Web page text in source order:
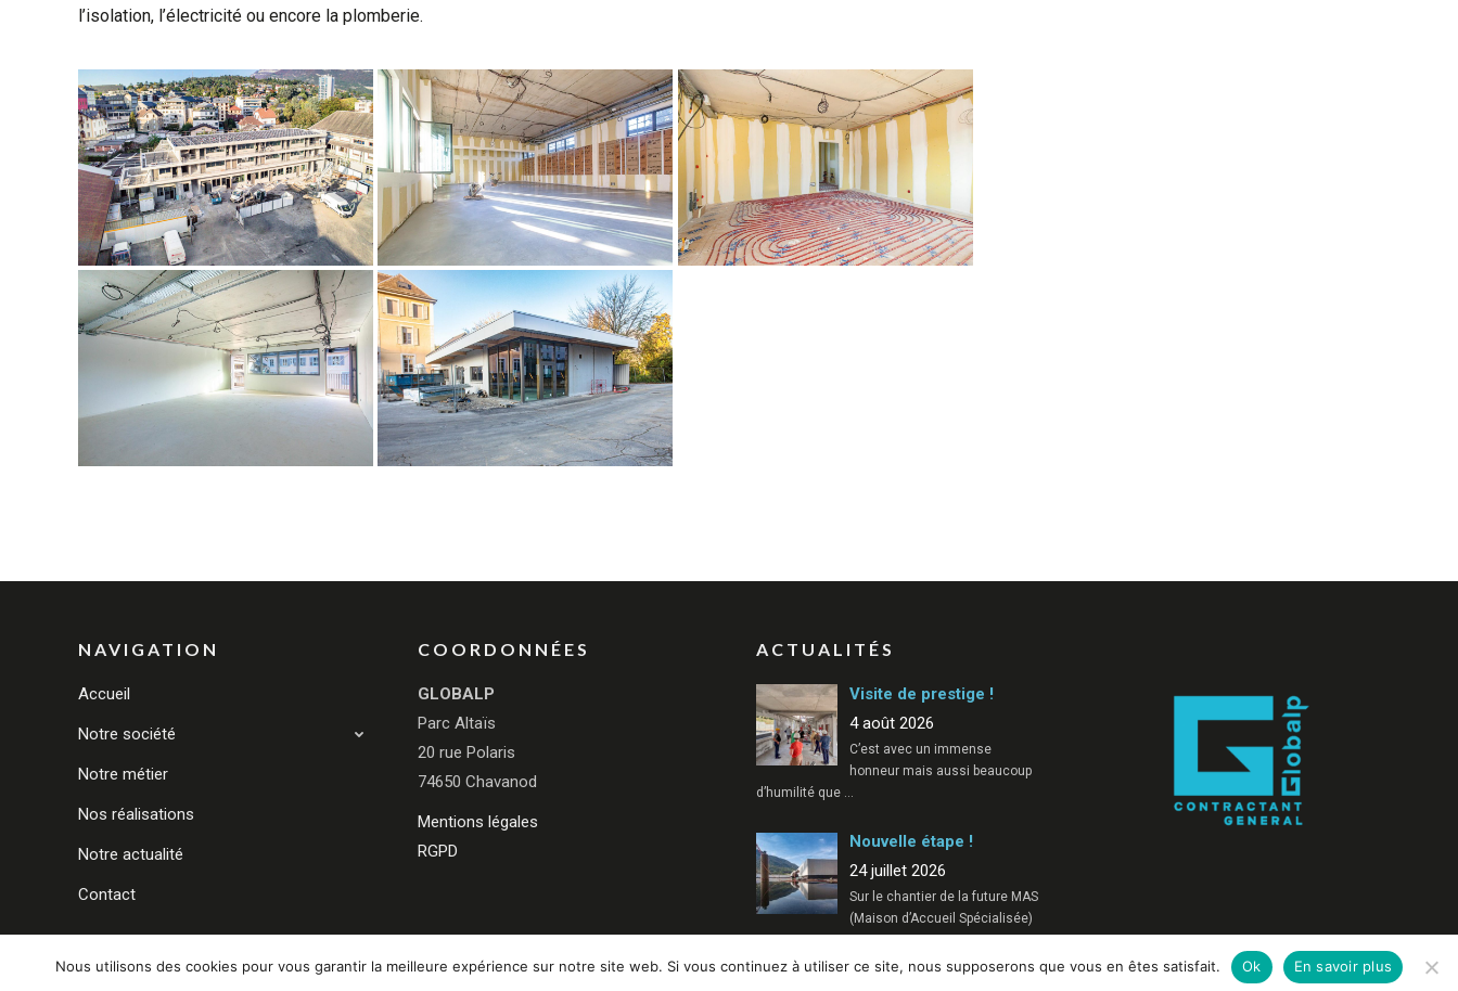
l’isolation, l’électricité ou encore la plomberie.
NAVIGATION
Accueil
Notre société
Notre métier
Nos réalisations
Notre actualité
Contact
COORDONNÉES
GLOBALP
Parc Altaïs
20 rue Polaris
74650 Chavanod
Mentions légales
RGPD
ACTUALITÉS
Visite de prestige !
4 août 2026
C’est avec un immense
honneur mais aussi beaucoup
d’humilité que …
Nouvelle étape !
24 juillet 2026
Sur le chantier de la future MAS
(Maison d’Accueil Spécialisée)
Nous utilisons des cookies pour vous garantir la meilleure expérience sur notre site web. Si vous continuez à utiliser ce site, nous supposerons que vous en êtes satisfait. Ok En savoir plus